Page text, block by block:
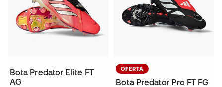
Bota Predator Elite FT
AG
OFERTA
Bota Predator Pro FT FG